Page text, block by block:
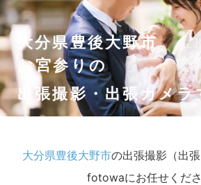
大分県豊後大野市
お宮参りの
出張撮影・出張カメラ
大分県豊後大野市の出張撮影（出
fotowaにお任せくださ